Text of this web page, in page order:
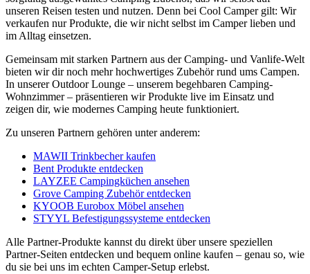
unseren Reisen testen und nutzen. Denn bei Cool Camper gilt: Wir
verkaufen nur Produkte, die wir nicht selbst im Camper lieben und
im Alltag einsetzen.
Gemeinsam mit starken Partnern aus der Camping- und Vanlife-Welt
bieten wir dir noch mehr hochwertiges Zubehör rund ums Campen.
In unserer Outdoor Lounge – unserem begehbaren Camping-
Wohnzimmer – präsentieren wir Produkte live im Einsatz und
zeigen dir, wie modernes Camping heute funktioniert.
Zu unseren Partnern gehören unter anderem:
MAWII Trinkbecher kaufen
Bent Produkte entdecken
LAYZEE Campingküchen ansehen
Grove Camping Zubehör entdecken
KYOOB Eurobox Möbel ansehen
STYYL Befestigungssysteme entdecken
Alle Partner-Produkte kannst du direkt über unsere speziellen
Partner-Seiten entdecken und bequem online kaufen – genau so, wie
du sie bei uns im echten Camper-Setup erlebst.